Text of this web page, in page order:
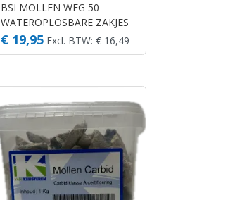
BSI MOLLEN WEG 50
WATEROPLOSBARE ZAKJES
€ 19,95 Excl. BTW: € 16,49